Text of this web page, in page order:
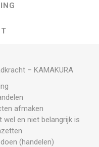
– KAMAKURA
afmaken
wel en niet belangrijk is
(handelen)